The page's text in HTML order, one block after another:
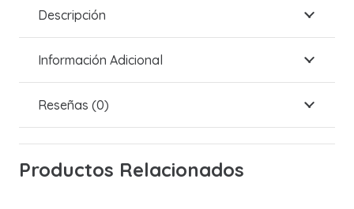
Descripción
Información Adicional
Reseñas (0)
Productos Relacionados